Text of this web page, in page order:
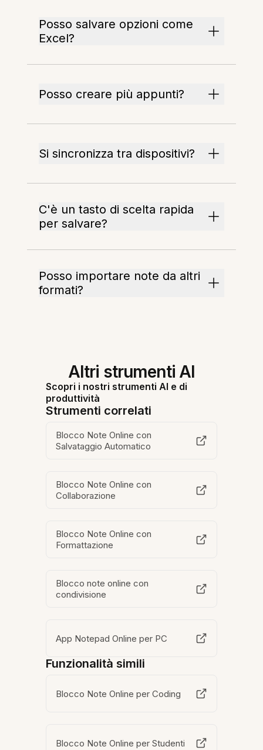
Posso salvare opzioni come
Excel?
Posso creare più appunti?
Si sincronizza tra dispositivi?
C'è un tasto di scelta rapida
per salvare?
Posso importare note da altri
formati?
Altri strumenti AI
Scopri i nostri strumenti AI e di
produttività
Strumenti correlati
Blocco Note Online con
Salvataggio Automatico
Blocco Note Online con
Collaborazione
Blocco Note Online con
Formattazione
Blocco note online con
condivisione
App Notepad Online per PC
Funzionalità simili
Blocco Note Online per Coding
Blocco Note Online per Studenti